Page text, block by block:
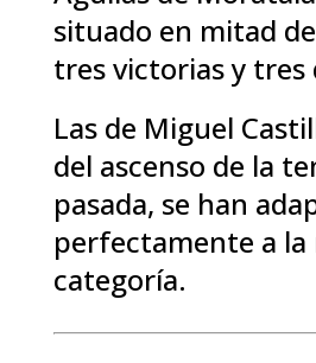
situado en mitad
tres victorias y tres
Las de Miguel
del ascenso de la
pasada, se han
perfectamente a la
categoría.